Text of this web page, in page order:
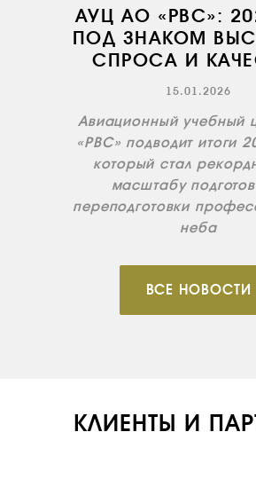
СЕРВИС
ИНФРАСТРУКТУРА
ОБУЧЕНИЕ
ПРОДАЖА
ПРОДАЖА АТИ
АУЦ АО «РВС»:
ПОД ЗНАКОМ
СПРОСА И
15.01.2026
Авиационный учебный
«РВС» подводит итоги
который стал
масштабу
переподготовки
неба
ВСЕ НОВОСТИ
КЛИЕНТЫ И